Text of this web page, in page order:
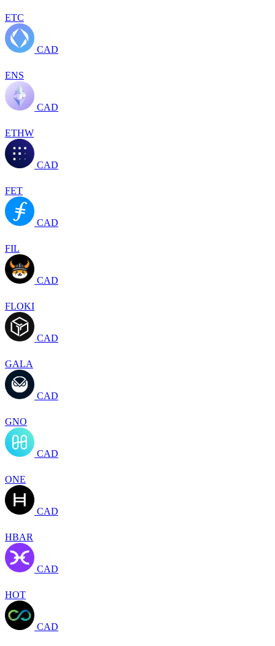
ETC
CAD
ENS
CAD
ETHW
CAD
FET
CAD
FIL
CAD
FLOKI
CAD
GALA
CAD
GNO
CAD
ONE
CAD
HBAR
CAD
HOT
CAD